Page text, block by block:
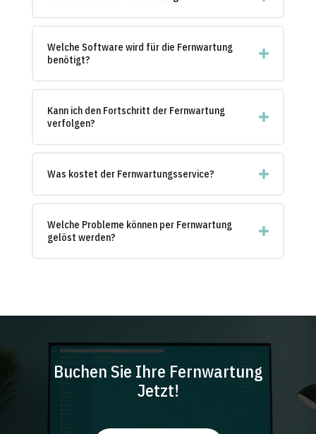
Welche Software wird für die Fernwartung
benötigt?
Kann ich den Fortschritt der Fernwartung
verfolgen?
Was kostet der Fernwartungsservice?
Welche Probleme können per Fernwartung
gelöst werden?
Buchen Sie Ihre Fernwartung
Jetzt!